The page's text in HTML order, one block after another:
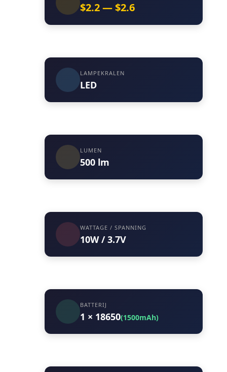
$2.2 — $2.6
LAMPEKRALEN
LED
LUMEN
500 lm
WATTAGE / SPANNING
10W / 3.7V
BATTERIJ
1 × 18650(1500mAh)